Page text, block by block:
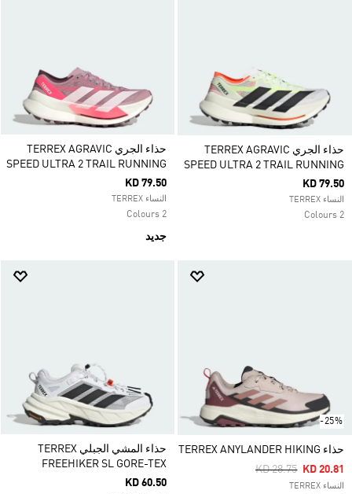
حذاء الجري TERREX AGRAVIC
SPEED ULTRA 2 TRAIL RUNNING
KD 79.50
النساء TERREX
2 Colours
حذاء الجري TERREX AGRAVIC
SPEED ULTRA 2 TRAIL RUNNING
KD 79.50
النساء TERREX
2 Colours
جديد
-25%
حذاء TERREX ANYLANDER HIKING
Price Reduced
KD 28.75ToKD 20.81
النساء TERREX
حذاء المشي الجبلي TERREX
FREEHIKER SL GORE-TEX
KD 60.50